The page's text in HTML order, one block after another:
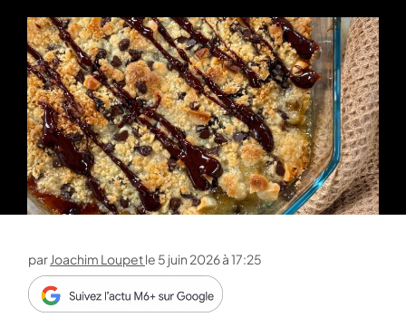
parJoachim Loupetle 5 juin 2026 à 17:25